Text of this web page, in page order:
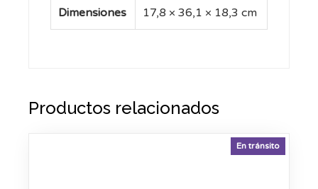
Dimensiones 17,8 × 36,1 × 18,3 cm
Productos relacionados
En tránsito